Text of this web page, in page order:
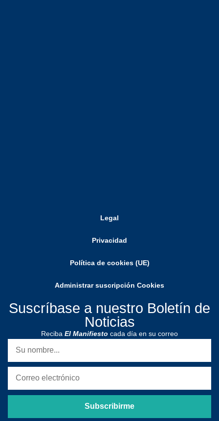
Legal
Privacidad
Política de cookies (UE)
Administrar suscripción Cookies
Suscríbase a nuestro Boletín de
Noticias
Reciba El Manifiesto cada día en su correo
Subscribirme